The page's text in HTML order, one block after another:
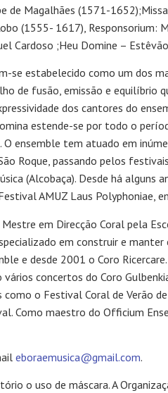
de Magalhães (1571-
(1555- 1617), Responsorium:
Cardoso ;Heu Domine –
se estabelecido como um dos
de fusão, emissão e equilíbrio
dos cantores do
estende-se por todo o
ensemble tem atuado em
Roque, passando pelos
(Alcobaça). Desde há
AMUZ Laus Polyphoniae,
em Direcção Coral pela
em construir e
e desde 2001 o Coro
concertos do Coro
o Festival Coral de Verão
Como maestro do Officium
eboraemusica@gmail.com.
o uso de máscara. A